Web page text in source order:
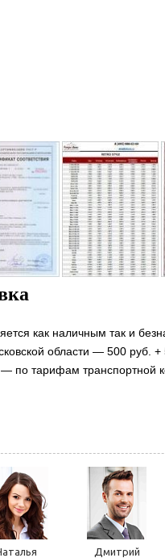
как наличным так и
области — 500 руб.
— по тарифам транспортной
Дмитрий